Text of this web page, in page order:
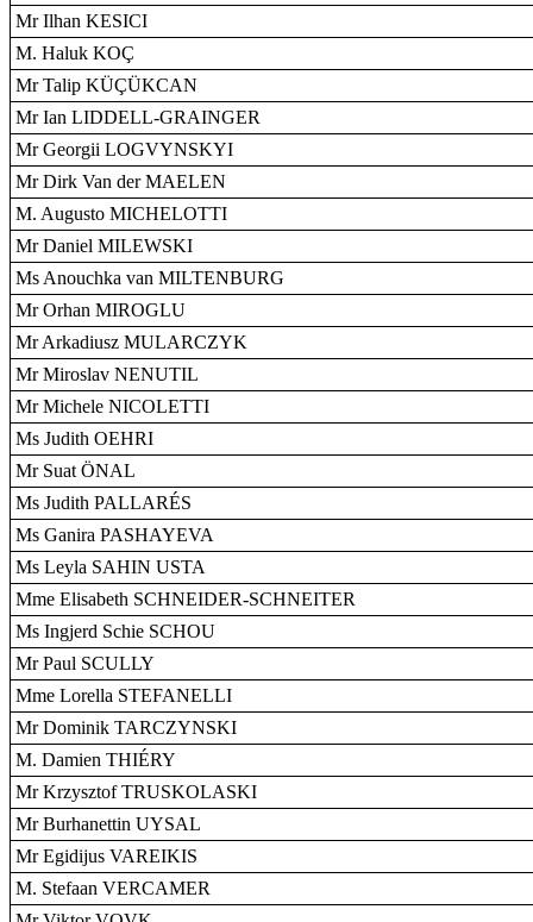
Mr Ilhan KESICI
M. Haluk KOÇ
Mr Talip KÜÇÜKCAN
Mr Ian LIDDELL-GRAINGER
Mr Georgii LOGVYNSKYI
Mr Dirk Van der MAELEN
M. Augusto MICHELOTTI
Mr Daniel MILEWSKI
Ms Anouchka van MILTENBURG
Mr Orhan MIROGLU
Mr Arkadiusz MULARCZYK
Mr Miroslav NENUTIL
Mr Michele NICOLETTI
Ms Judith OEHRI
Mr Suat ÖNAL
Ms Judith PALLARÉS
Ms Ganira PASHAYEVA
Ms Leyla SAHIN USTA
Mme Elisabeth SCHNEIDER-SCHNEITER
Ms Ingjerd Schie SCHOU
Mr Paul SCULLY
Mme Lorella STEFANELLI
Mr Dominik TARCZYNSKI
M. Damien THIÉRY
Mr Krzysztof TRUSKOLASKI
Mr Burhanettin UYSAL
Mr Egidijus VAREIKIS
M. Stefaan VERCAMER